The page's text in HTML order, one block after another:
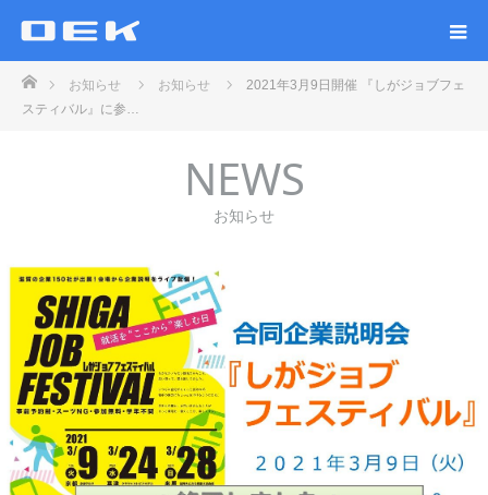
ホームお知らせ お知らせ
2021年3月9日開催 『しがジョブフェ
スティバル』に参…
NEWS
お知らせ